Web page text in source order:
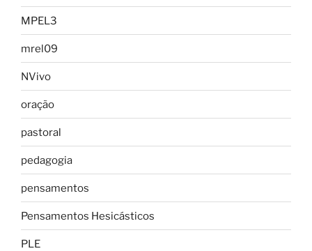
MPEL3
mrel09
NVivo
oração
pastoral
pedagogia
pensamentos
Pensamentos Hesicásticos
PLE